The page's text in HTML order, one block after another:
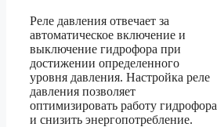
Реле давления отвечает за
автоматическое включение и
выключение гидрофора при
достижении определенного
уровня давления. Настройка реле
давления позволяет
оптимизировать работу гидрофора
и снизить энергопотребление.